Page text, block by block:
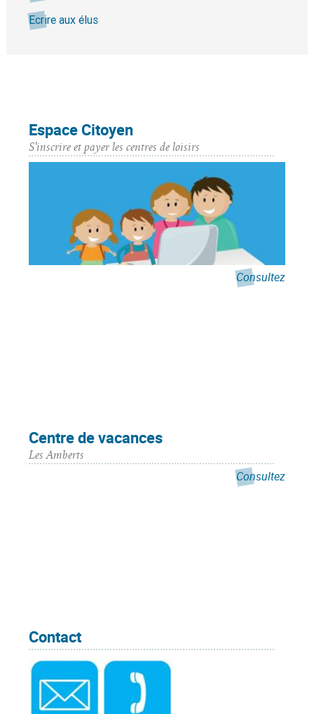
Ecrire aux élus
Espace Citoyen
S'inscrire et payer les centres de loisirs
Consultez
Centre de vacances
Les Amberts
Consultez
Contact